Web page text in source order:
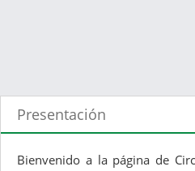
Presentación
Bienvenido a la página de